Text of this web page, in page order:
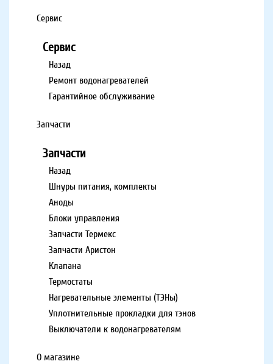
Сервис
Сервис
Назад
Ремонт водонагревателей
Гарантийное обслуживание
Запчасти
Запчасти
Назад
Шнуры питания, комплекты
Аноды
Блоки управления
Запчасти Термекс
Запчасти Аристон
Клапана
Термостаты
Нагревательные элементы (ТЭНы)
Уплотнительные прокладки для тэнов
Выключатели к водонагревателям
О магазине